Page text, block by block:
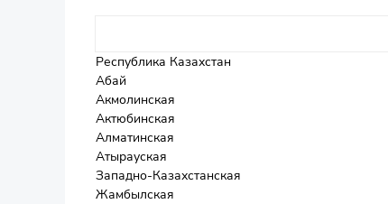
Республика Казахстан
Абай
Акмолинская
Актюбинская
Алматинская
Атырауская
Западно-Казахстанская
Жамбылская